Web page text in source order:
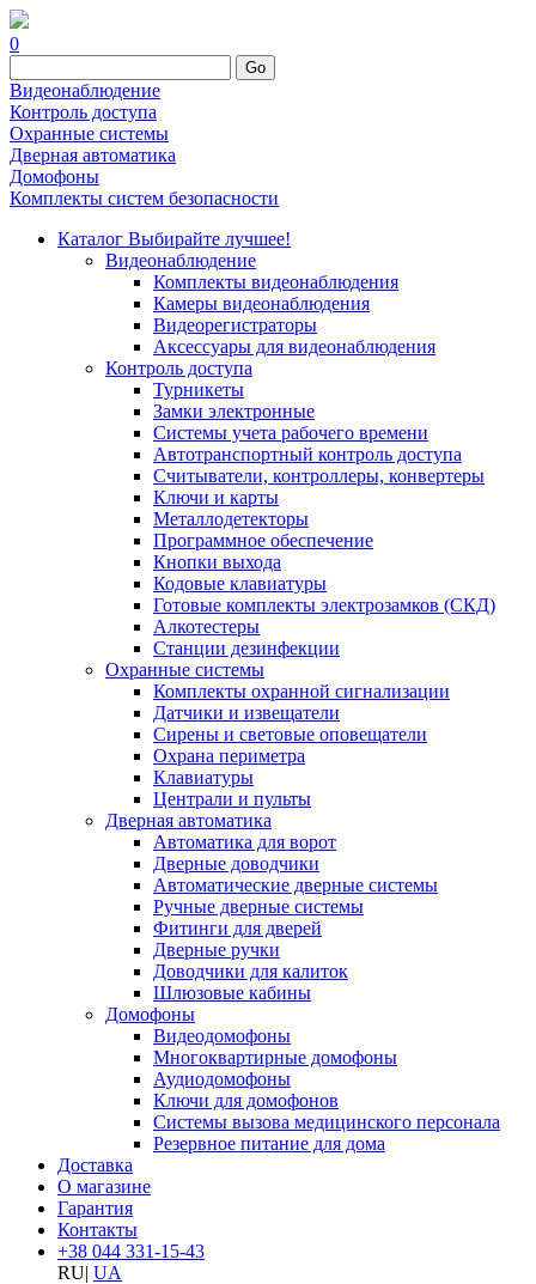
0
Go
Видеонаблюдение
Контроль доступа
Охранные системы
Дверная автоматика
Домофоны
Комплекты систем безопасности
Каталог Выбирайте лучшее!
Видеонаблюдение
Комплекты видеонаблюдения
Камеры видеонаблюдения
Видеорегистраторы
Аксессуары для видеонаблюдения
Контроль доступа
Турникеты
Замки электронные
Системы учета рабочего времени
Автотранспортный контроль доступа
Считыватели, контроллеры, конвертеры
Ключи и карты
Металлодетекторы
Программное обеспечение
Кнопки выхода
Кодовые клавиатуры
Готовые комплекты электрозамков (СКД)
Алкотестеры
Станции дезинфекции
Охранные системы
Комплекты охранной сигнализации
Датчики и извещатели
Сирены и световые оповещатели
Охрана периметра
Клавиатуры
Централи и пульты
Дверная автоматика
Автоматика для ворот
Дверные доводчики
Автоматические дверные системы
Ручные дверные системы
Фитинги для дверей
Дверные ручки
Доводчики для калиток
Шлюзовые кабины
Домофоны
Видеодомофоны
Многоквартирные домофоны
Аудиодомофоны
Ключи для домофонов
Системы вызова медицинского персонала
Резервное питание для дома
Доставка
О магазине
Гарантия
Контакты
+38 044 331-15-43
RU| UA